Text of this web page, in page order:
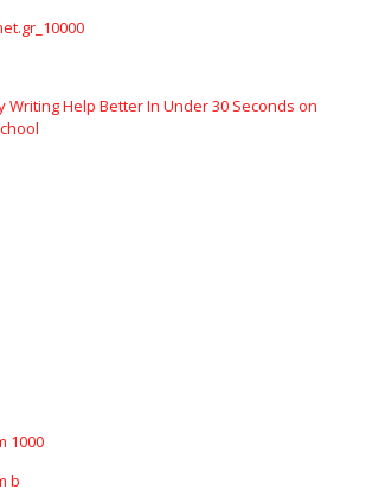
Writing Help Better In Under 30 Seconds on
1000
b